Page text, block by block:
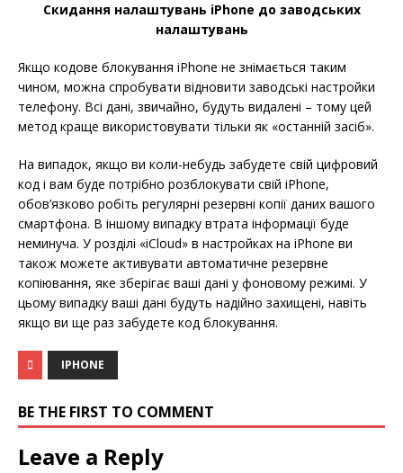
Скидання налаштувань iPhone до заводських
налаштувань
Якщо кодове блокування iPhone не знімається таким
чином, можна спробувати відновити заводські настройки
телефону. Всі дані, звичайно, будуть видалені – тому цей
метод краще використовувати тільки як «останній засіб».
На випадок, якщо ви коли-небудь забудете свій цифровий
код і вам буде потрібно розблокувати свій iPhone,
обов’язково робіть регулярні резервні копії даних вашого
смартфона. В іншому випадку втрата інформації буде
неминуча. У розділі «iCloud» в настройках на iPhone ви
також можете активувати автоматичне резервне
копіювання, яке зберігає ваші дані у фоновому режимі. У
цьому випадку ваші дані будуть надійно захищені, навіть
якщо ви ще раз забудете код блокування.
IPHONE
BE THE FIRST TO COMMENT
Leave a Reply